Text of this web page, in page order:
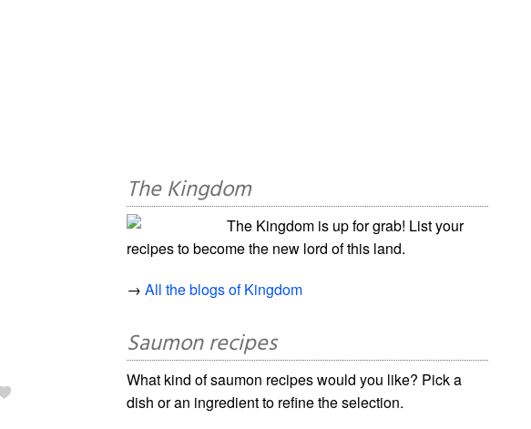
The Kingdom
The Kingdom is up for grab! List your
recipes to become the new lord of this land.
→All the blogs of Kingdom
Saumon recipes
What kind of saumon recipes would you like? Pick a
dish or an ingredient to refine the selection.